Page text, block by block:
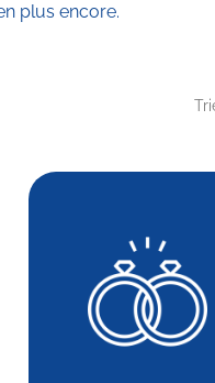
plus encore.